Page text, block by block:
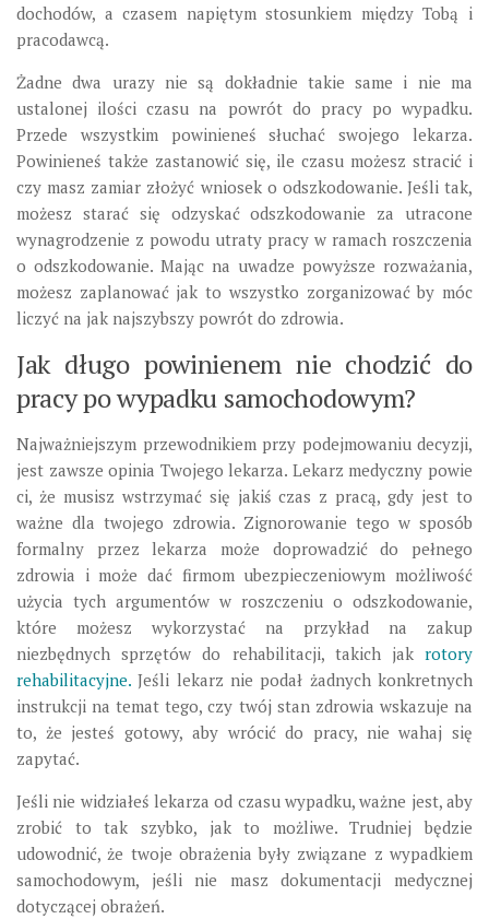
dochodów, a czasem napiętym stosunkiem między Tobą i
pracodawcą.
Żadne dwa urazy nie są dokładnie takie same i nie ma
ustalonej ilości czasu na powrót do pracy po wypadku.
Przede wszystkim powinieneś słuchać swojego lekarza.
Powinieneś także zastanowić się, ile czasu możesz stracić i
czy masz zamiar złożyć wniosek o odszkodowanie. Jeśli tak,
możesz starać się odzyskać odszkodowanie za utracone
wynagrodzenie z powodu utraty pracy w ramach roszczenia
o odszkodowanie. Mając na uwadze powyższe rozważania,
możesz zaplanować jak to wszystko zorganizować by móc
liczyć na jak najszybszy powrót do zdrowia.
Jak długo powinienem nie chodzić do
pracy po wypadku samochodowym?
Najważniejszym przewodnikiem przy podejmowaniu decyzji,
jest zawsze opinia Twojego lekarza. Lekarz medyczny powie
ci, że musisz wstrzymać się jakiś czas z pracą, gdy jest to
ważne dla twojego zdrowia. Zignorowanie tego w sposób
formalny przez lekarza może doprowadzić do pełnego
zdrowia i może dać firmom ubezpieczeniowym możliwość
użycia tych argumentów w roszczeniu o odszkodowanie,
które możesz wykorzystać na przykład na zakup
niezbędnych sprzętów do rehabilitacji, takich jak rotory
rehabilitacyjne. Jeśli lekarz nie podał żadnych konkretnych
instrukcji na temat tego, czy twój stan zdrowia wskazuje na
to, że jesteś gotowy, aby wrócić do pracy, nie wahaj się
zapytać.
Jeśli nie widziałeś lekarza od czasu wypadku, ważne jest, aby
zrobić to tak szybko, jak to możliwe. Trudniej będzie
udowodnić, że twoje obrażenia były związane z wypadkiem
samochodowym, jeśli nie masz dokumentacji medycznej
dotyczącej obrażeń.